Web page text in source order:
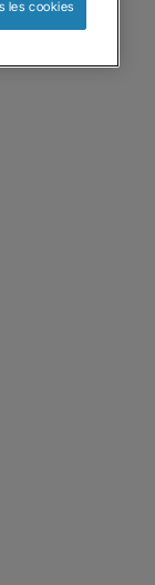
les cookies